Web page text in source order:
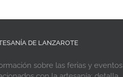
DE LANZAROTE
sobre las ferias y eventos